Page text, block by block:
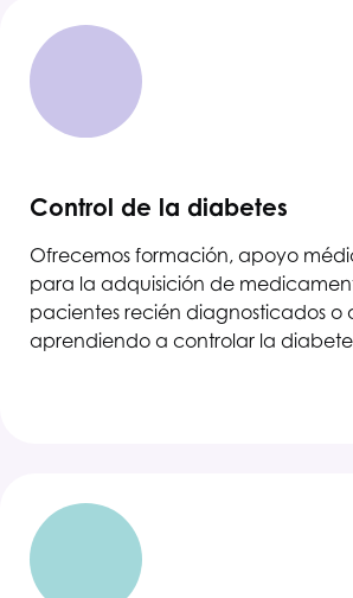
Control de la diabetes
Ofrecemos formación, apoyo
para la adquisición de
pacientes recién diagnosticados o
aprendiendo a controlar la